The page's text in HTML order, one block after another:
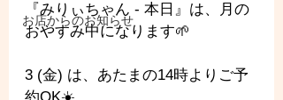
お店からのお知らせ
『みりぃちゃん - 本日』は、月の
おやすみ中になります🌱
3 (金) は、あたまの14時よりご予